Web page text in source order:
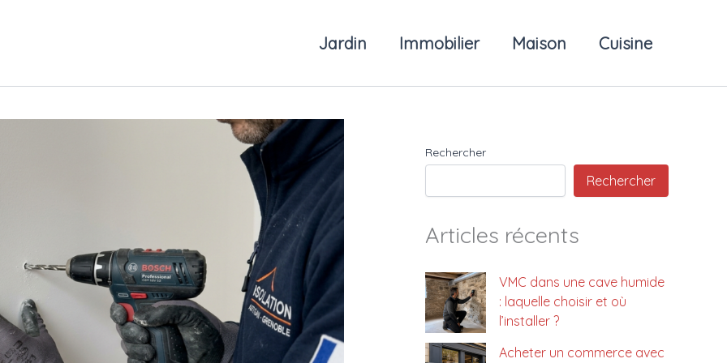
Jardin Immobilier Maison Cuisine
Rechercher
Rechercher
Articles récents
VMC dans une cave humide
: laquelle choisir et où
l’installer ?
Acheter un commerce avec